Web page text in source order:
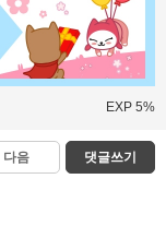
EXP 5%
다음 댓글쓰기